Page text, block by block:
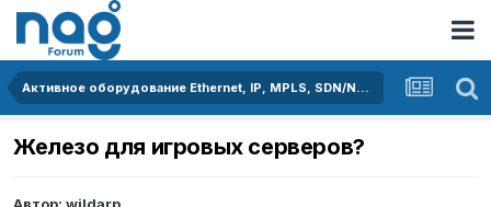
Активное оборудование Ethernet, IP, MPLS, SDN/NFV...
Железо для игровых серверов?